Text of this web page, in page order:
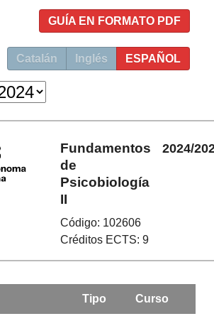
GUÍA EN FORMATO PDF
Catalán Inglés ESPAÑOL
Fundamentos
de
Psicobiología
II
Código: 102606
Créditos ECTS: 9
2024/
Tipo Curso